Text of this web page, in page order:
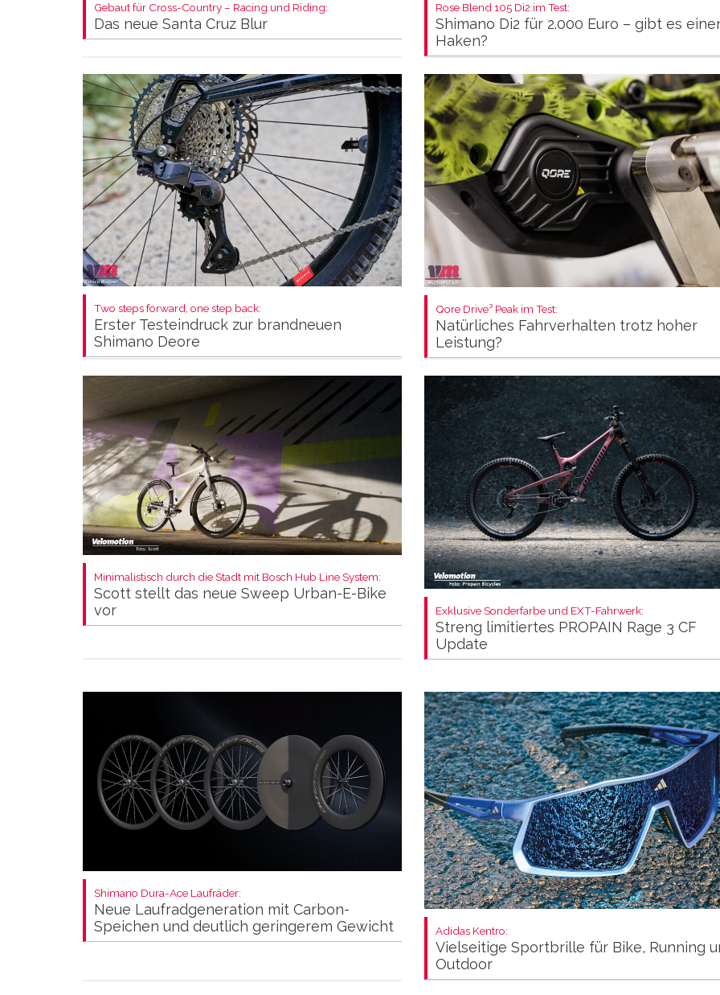
Gebaut für Cross-Country – Racing und Riding:
Das neue Santa Cruz Blur
Rose Blend 105 Di2 im Test:
Shimano Di2 für 2.000 Euro – gibt es
Haken?
Two steps forward, one step back:
Erster Testeindruck zur brandneuen
Shimano Deore
Qore Drive³ Peak im Test:
Natürliches Fahrverhalten trotz hoher
Leistung?
Minimalistisch durch die Stadt mit Bosch Hub Line System:
Scott stellt das neue Sweep Urban-E-Bike
vor
Exklusive Sonderfarbe und EXT-Fahrwerk:
Streng limitiertes PROPAIN Rage 3 CF
Update
Shimano Dura-Ace Laufräder:
Neue Laufradgeneration mit Carbon-
Speichen und deutlich geringerem Gewicht
Adidas Kentro:
Vielseitige Sportbrille für Bike, Running
Outdoor